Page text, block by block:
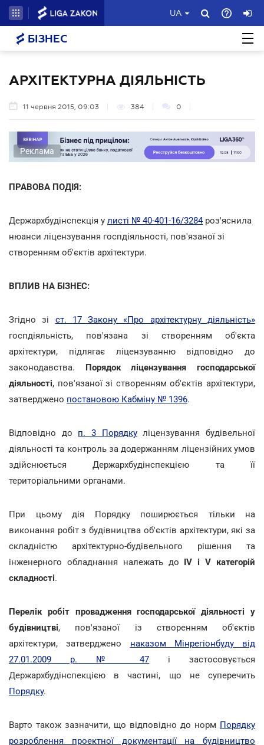
UA
БІЗНЕС
АРХІТЕКТУРНА ДІЯЛЬНІСТЬ
11 червня 2015, 09:03 384 0
Реклама
ПРАВОВА ПОДІЯ:
Держархбудінспекція у листі № 40-401-16/3284роз'яснила
нюанси ліцензування госпдіяльності, пов'язаної зі
створенням об'єктів архітектури.
ВПЛИВ НА БІЗНЕС:
Згідно зі ст. 17 Закону «Про архітектурну діяльність»
госпдіяльність, пов'язана зі створенням об'єкта
архітектури, підлягає ліцензуванню відповідно до
законодавства. Порядок ліцензування господарської
діяльності, пов'язаної зі створенням об'єктів архітектури,
затверджено постановою Кабміну № 1396.
Відповідно до п. 3 Порядкуліцензування будівельної
діяльності та контроль за додержанням ліцензійних умов
здійснюється Держархбудінспекцією та її
територіальними органами.
При цьому дія Порядку поширюється тільки на
виконання робіт з будівництва об'єктів архітектури, які за
складністю архітектурно-будівельного рішення та
інженерного обладнання належать до IV і V категорій
складності.
Перелік робіт провадження господарської діяльності у
будівництві, пов'язаної із створенням об'єктів
архітектури, затверджено наказом Мінрегіонбуду від
27.01.2009 р. № 47 і застосовується
Держархбудінспекцією в частині, що не суперечить
Порядку.
Варто також зазначити, що відповідно до норм Порядку
розроблення проектної документації на будівництво